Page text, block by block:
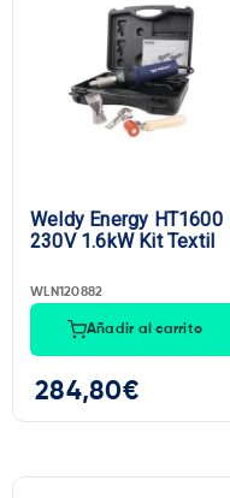
Weldy Energy HT1600
230V 1.6kW Kit Textil
WLN120882
Añadir al carrito
284,80€